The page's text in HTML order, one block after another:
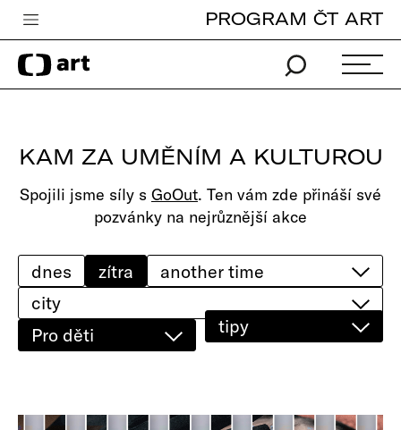
Česká televize
Zpravodajství
iVysílání
TV program
edu
Vše o ČT
PROGRAM ČT ART
KAM ZA UMĚNÍM A KULTUROU
Spojili jsme síly s GoOut. Ten vám zde přináší své
pozvánky na nejrůznější akce
city
Pro děti
dnes zítra
tipy